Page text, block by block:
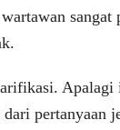
Apalagi
pertanyaan